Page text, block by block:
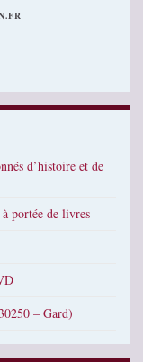
d’histoire et de
portée de livres
– Gard)